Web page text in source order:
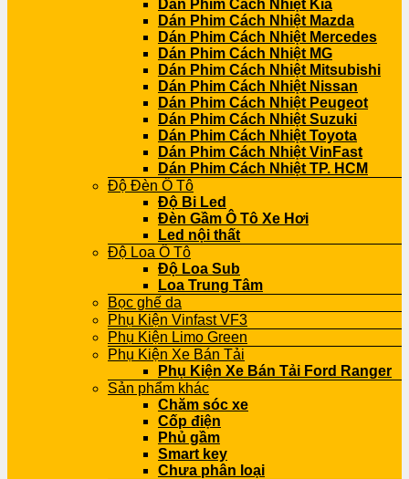
Dán Phim Cách Nhiệt Kia
Dán Phim Cách Nhiệt Mazda
Dán Phim Cách Nhiệt Mercedes
Dán Phim Cách Nhiệt MG
Dán Phim Cách Nhiệt Mitsubishi
Dán Phim Cách Nhiệt Nissan
Dán Phim Cách Nhiệt Peugeot
Dán Phim Cách Nhiệt Suzuki
Dán Phim Cách Nhiệt Toyota
Dán Phim Cách Nhiệt VinFast
Dán Phim Cách Nhiệt TP. HCM
Độ Đèn Ô Tô
Độ Bi Led
Đèn Gầm Ô Tô Xe Hơi
Led nội thất
Độ Loa Ô Tô
Độ Loa Sub
Loa Trung Tâm
Bọc ghế da
Phụ Kiện Vinfast VF3
Phụ Kiện Limo Green
Phụ Kiện Xe Bán Tải
Phụ Kiện Xe Bán Tải Ford Ranger
Sản phẩm khác
Chăm sóc xe
Cốp điện
Phủ gầm
Smart key
Chưa phân loại